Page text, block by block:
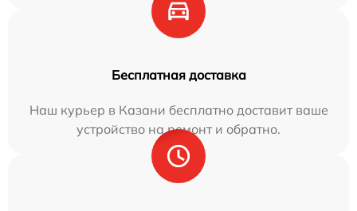
Бесплатная доставка
Наш курьер в Казани бесплатно доставит ваше
устройство на ремонт и обратно.